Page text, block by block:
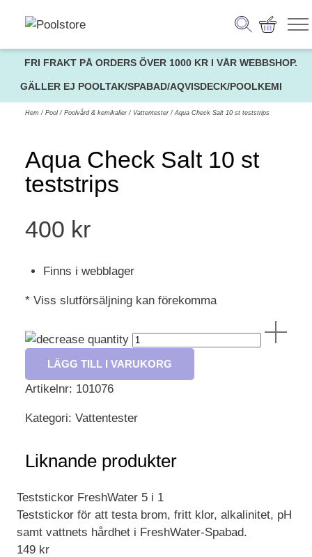
FRI FRAKT PÅ ORDERS ÖVER 1000 KR I VÅR WEBBSHOP.
GÄLLER EJ POOLTAK/SPABAD/AQVISDECK/POOLKEMI
Hem / Pool / Poolvård & kemikalier/ Vattentester/ Aqua Check Salt 10 st teststrips
Aqua Check Salt 10 st
teststrips
400 kr
Finns i webblager
* Viss slutförsäljning kan förekomma
Check
Salt
10
teststrips
LÄGG TILL I VARUKORG
Artikelnr: 101076
Kategori: Vattentester
Liknande produkter
Teststickor FreshWater 5 i 1
Teststickor för att testa brom, fritt klor, alkalinitet, pH
samt vattnets hårdhet i FreshWater-Spabad.
149 kr